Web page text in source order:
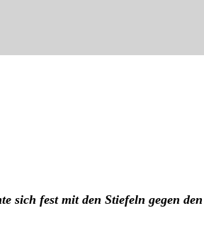
fest mit den Stiefeln gegen